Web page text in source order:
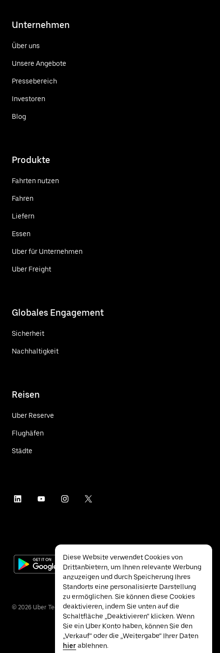
Unternehmen
Über uns
Unsere Angebote
Pressebereich
Investoren
Blog
Produkte
Fahrten nutzen
Fahren
Liefern
Essen
Uber für Unternehmen
Uber Freight
Globales Engagement
Sicherheit
Nachhaltigkeit
Reisen
Uber Reserve
Flughäfen
Städte
© 2026 Uber Technologies Inc.
Diese Website verwendet Cookies von
Drittanbietern, um Ihnen relevante Werbung
anzuzeigen und durch Speicherung Ihres
Standorts eine personalisierte Darstellung
zu ermöglichen. Sie können diese Cookies
deaktivieren, indem Sie unten auf die
Schaltfläche „Deaktivieren“ klicken. Wenn
Sie ein Uber Konto haben, können Sie den
„Verkauf“ oder die „Weitergabe“ Ihrer Daten
hierablehnen.